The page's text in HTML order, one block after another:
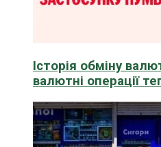
Історія обміну
валютні операції